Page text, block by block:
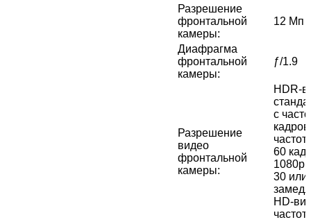
Разрешение
фронтальной
камеры:
12 Мп
Диафрагма
фронтальной
камеры:
ƒ/1.9
Разрешение
видео
фронтальной
камеры:
с
60
1080p
30 или
HD-